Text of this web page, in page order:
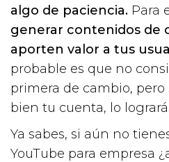
algo de paciencia. Para
generar contenidos de
aporten valor a tus
probable es que no
primera de cambio,
bien tu cuenta, lo
Ya sabes, si aún no
YouTube para empresa